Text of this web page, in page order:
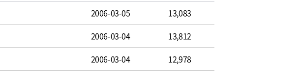
2006-03-05
13,083
2006-03-04
13,812
2006-03-04 12,978